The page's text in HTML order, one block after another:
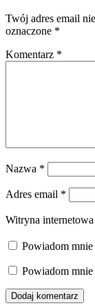
Twój adres email
oznaczone *
Komentarz *
Nazwa *
Adres email *
Witryna internetowa
Powiadom
Powiadom